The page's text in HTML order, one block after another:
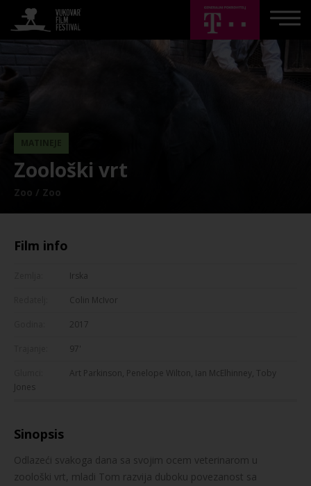
Zoološki vrt
Zoo / Zoo
Film info
Irska
Colin McIvor
2017
97'
Art Parkinson, Penelope Wilton, Ian McElhinney, Toby
Jones
Sinopsis
Odlazeći svakoga dana sa svojim ocem veterinarom u
zoološki vrt, mladi Tom razvija duboku povezanost sa